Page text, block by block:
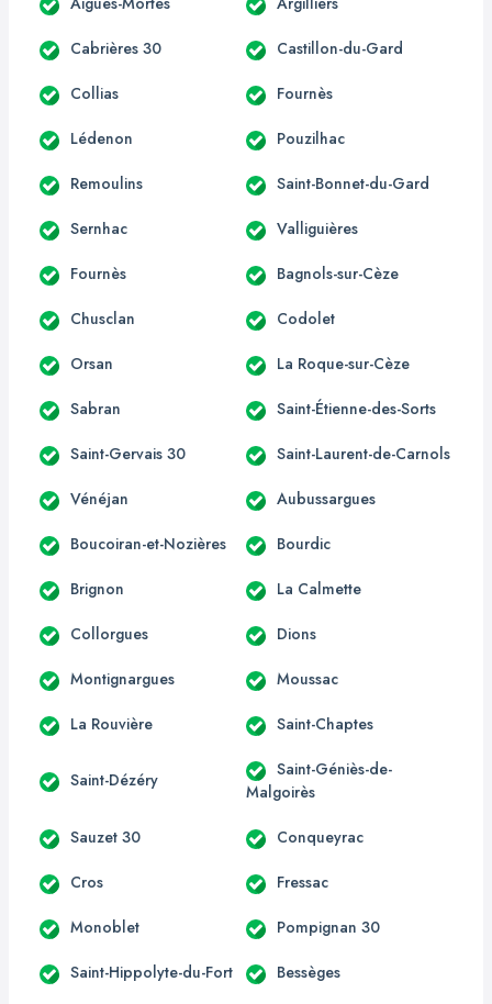
Cabrières 30 Castillon-du-Gard
Collias Fournès
Lédenon Pouzilhac
Remoulins Saint-Bonnet-du-Gard
Sernhac Valliguières
Fournès Bagnols-sur-Cèze
Chusclan Codolet
Orsan La Roque-sur-Cèze
Sabran Saint-Étienne-des-Sorts
Saint-Gervais 30 Saint-Laurent-de-Carnols
Vénéjan Aubussargues
Boucoiran-et-Nozières Bourdic
Brignon La Calmette
Collorgues Dions
Montignargues Moussac
La Rouvière Saint-Chaptes
Saint-Dézéry
Saint-Géniès-de-
Malgoirès
Sauzet 30 Conqueyrac
Cros Fressac
Monoblet Pompignan 30
Saint-Hippolyte-du-Fort Bessèges